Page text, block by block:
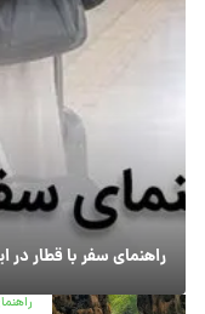
راهنمای سفر با قطار در